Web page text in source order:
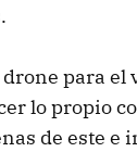
para el
lo propio
de este e